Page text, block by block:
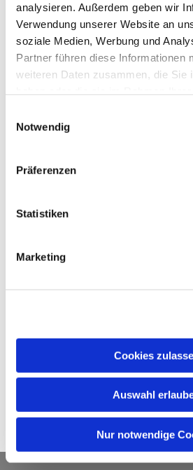
analysieren. Außerdem geben wir
Verwendung unserer Website an
soziale Medien, Werbung und
Partner führen diese Informationen
weiteren Daten zusammen, die Sie
Notwendig
Präferenzen
Statistiken
Marketing
Cookies
Auswahl
Nur notwendige
Dies könnte